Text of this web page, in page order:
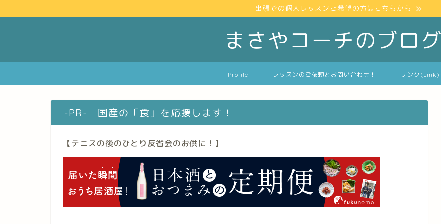
出張での個人レッスンご希望の方はこちらから
まさやコーチのブログ
Profile レッスンのご依頼とお問い合わせ！ リンク(Link)
-PR- 国産の「食」を応援します！
【テニスの後のひとり反省会のお供に！】